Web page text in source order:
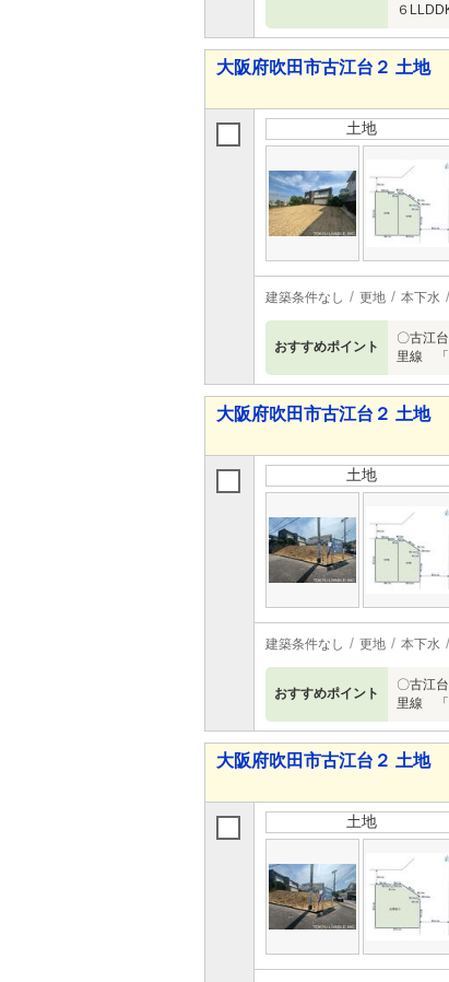
６
大阪府吹田市古江台２ 土地
土地
建築条件なし 更地 本下水
おすすめポイント
〇古江
里線 「
大阪府吹田市古江台２ 土地
土地
建築条件なし 更地 本下水
おすすめポイント
〇古江
里線 「
大阪府吹田市古江台２ 土地
土地